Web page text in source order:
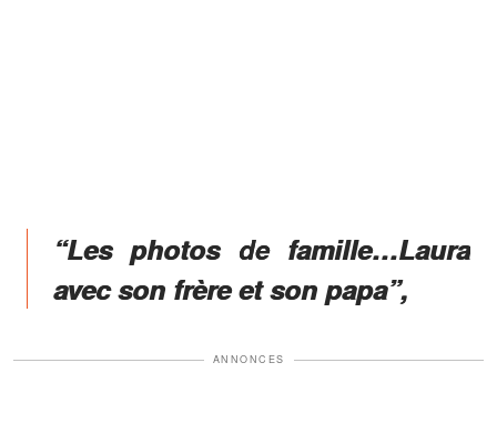
“Les photos de famille…Laura
avec son frère et son papa”,
ANNONCES